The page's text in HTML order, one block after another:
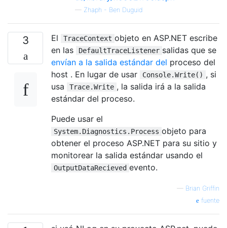
— Zhaph - Ben Duguid
3 El TraceContext objeto en ASP.NET escribe
en las
DefaultTraceListener salidas que se
envían a la salida estándar del proceso del
host . En lugar de usar
Console.Write() , si
usa
Trace.Write , la salida irá a la salida
estándar del proceso.
Puede usar el
System.Diagnostics.Process objeto para
obtener el proceso ASP.NET para su sitio y
monitorear la salida estándar usando el
OutputDataRecieved evento.
— Brian Griffin
fuente